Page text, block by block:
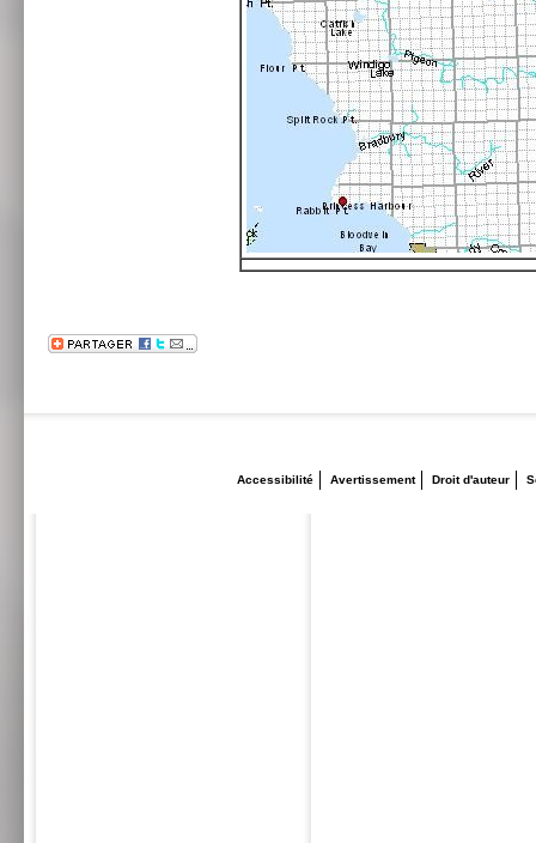
Accessibilité Avertissement Droit d'auteur